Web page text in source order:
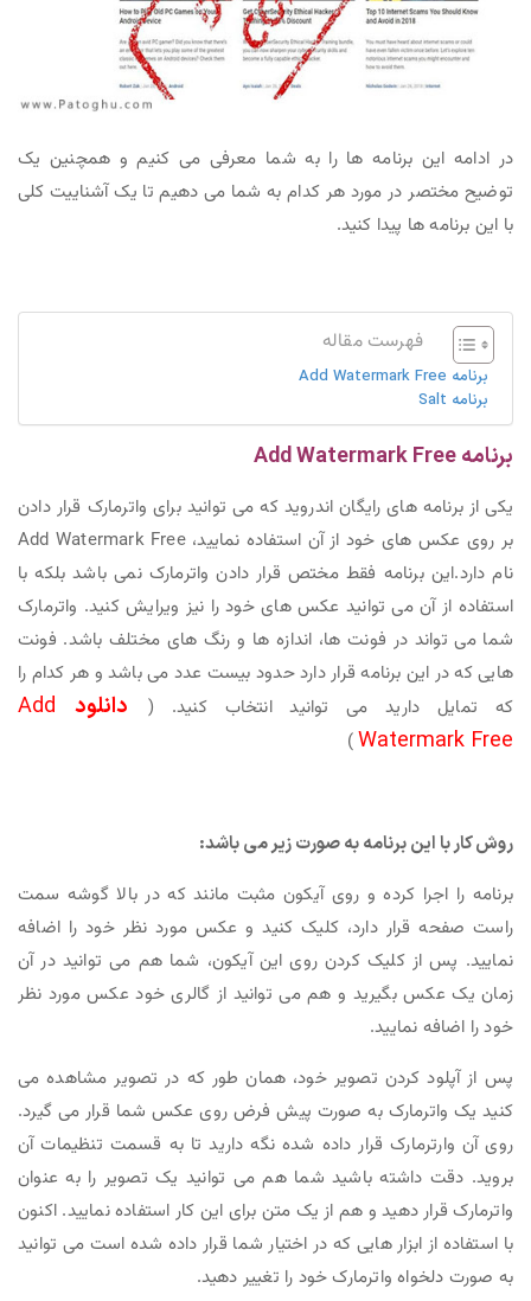
در ادامه این برنامه ها را به شما معرفی می کنیم و همچنین یک
توضیح مختصر در مورد هر کدام به شما می دهیم تا یک آشناییت کلی
با این برنامه ها پیدا کنید.
فهرست مقاله
برنامه Add Watermark Free
برنامه Salt
برنامه Add Watermark Free
یکی از برنامه های رایگان اندروید که می توانید برای واترمارک قرار دادن
بر روی عکس های خود از آن استفاده نمایید، Add Watermark Free
نام دارد.این برنامه فقط مختص قرار دادن واترمارک نمی باشد بلکه با
استفاده از آن می توانید عکس های خود را نیز ویرایش کنید. واترمارک
شما می تواند در فونت ها، اندازه ها و رنگ های مختلف باشد. فونت
هایی که در این برنامه قرار دارد حدود بیست عدد می باشد و هر کدام را
که تمایل دارید می توانید انتخاب کنید. (
دانلود
Add
Watermark Free
)
روش کار با این برنامه به صورت زیر می باشد:
برنامه را اجرا کرده و روی آیکون مثبت مانند که در بالا گوشه سمت
راست صفحه قرار دارد، کلیک کنید و عکس مورد نظر خود را اضافه
نمایید. پس از کلیک کردن روی این آیکون، شما هم می توانید در آن
زمان یک عکس بگیرید و هم می توانید از گالری خود عکس مورد نظر
خود را اضافه نمایید.
پس از آپلود کردن تصویر خود، همان طور که در تصویر مشاهده می
کنید یک واترمارک به صورت پیش فرض روی عکس شما قرار می گیرد.
روی آن وارترمارک قرار داده شده نگه دارید تا به قسمت تنظیمات آن
بروید. دقت داشته باشید شما هم می توانید یک تصویر را به عنوان
واترمارک قرار دهید و هم از یک متن برای این کار استفاده نمایید. اکنون
با استفاده از ابزار هایی که در اختیار شما قرار داده شده است می توانید
به صورت دلخواه واترمارک خود را تغییر دهید.